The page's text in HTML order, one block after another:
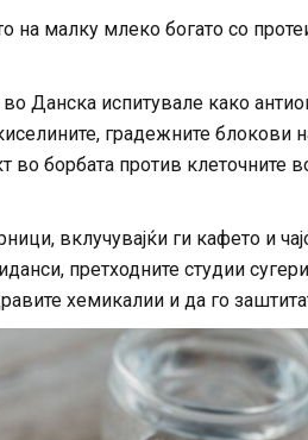
на малку млеко богато со
Данска испитувале како
градежните блокови
борбата против клеточните
вклучувајќи ги кафето и
претходните студии
хемикалии и да го